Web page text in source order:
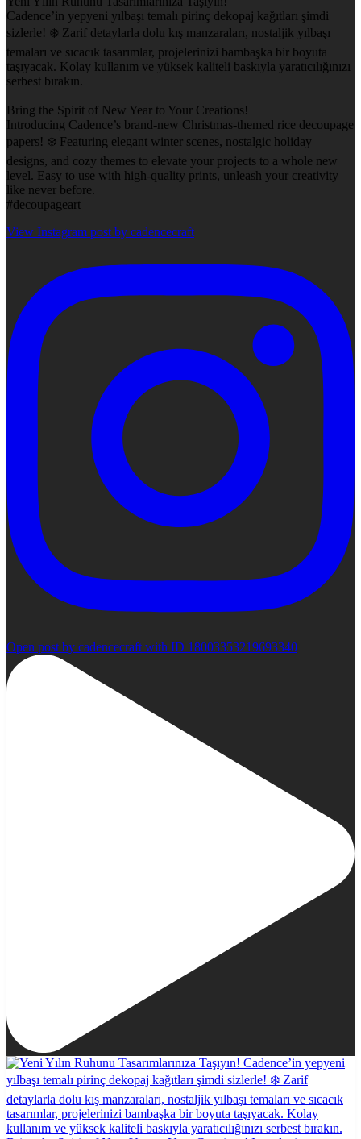
Cadence’in yepyeni yılbaşı temalı pirinç dekopaj kağıtları şimdi
sizlerle! ❄️ Zarif detaylarla dolu kış manzaraları, nostaljik yılbaşı
temaları ve sıcacık tasarımlar, projelerinizi bambaşka bir boyuta
taşıyacak. Kolay kullanım ve yüksek kaliteli baskıyla yaratıcılığınızı
serbest bırakın.
Bring the Spirit of New Year to Your Creations!
Introducing Cadence’s brand-new Christmas-themed rice decoupage
papers! ❄️ Featuring elegant winter scenes, nostalgic holiday
designs, and cozy themes to elevate your projects to a whole new
level. Easy to use with high-quality prints, unleash your creativity
like never before.
#decoupageart
View Instagram post by cadencecraft
Open post by cadencecraft with ID 18003353219693340